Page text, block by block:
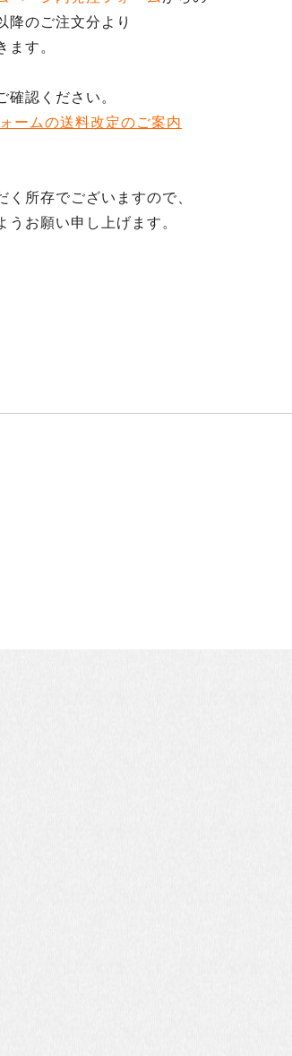
のご注文分より
す。
認ください。
ームの送料改定のご案内
所存でございますので、
お願い申し上げます。